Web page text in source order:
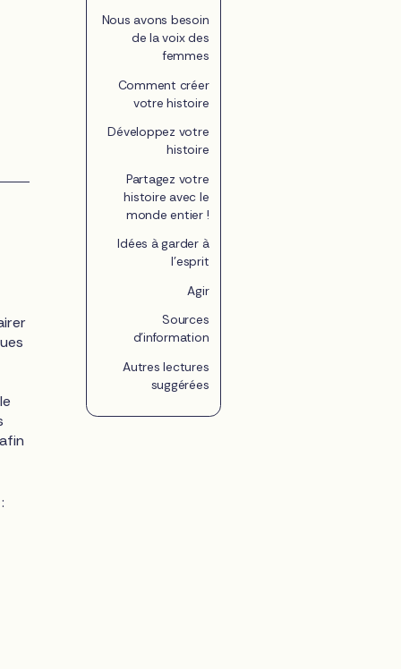
Nous avons besoin
de la voix des
femmes
Comment créer
votre histoire
Développez votre
histoire
Partagez votre
histoire avec le
monde entier !
Idées à garder à
l'esprit
Agir
Sources
d'information
Autres lectures
suggérées